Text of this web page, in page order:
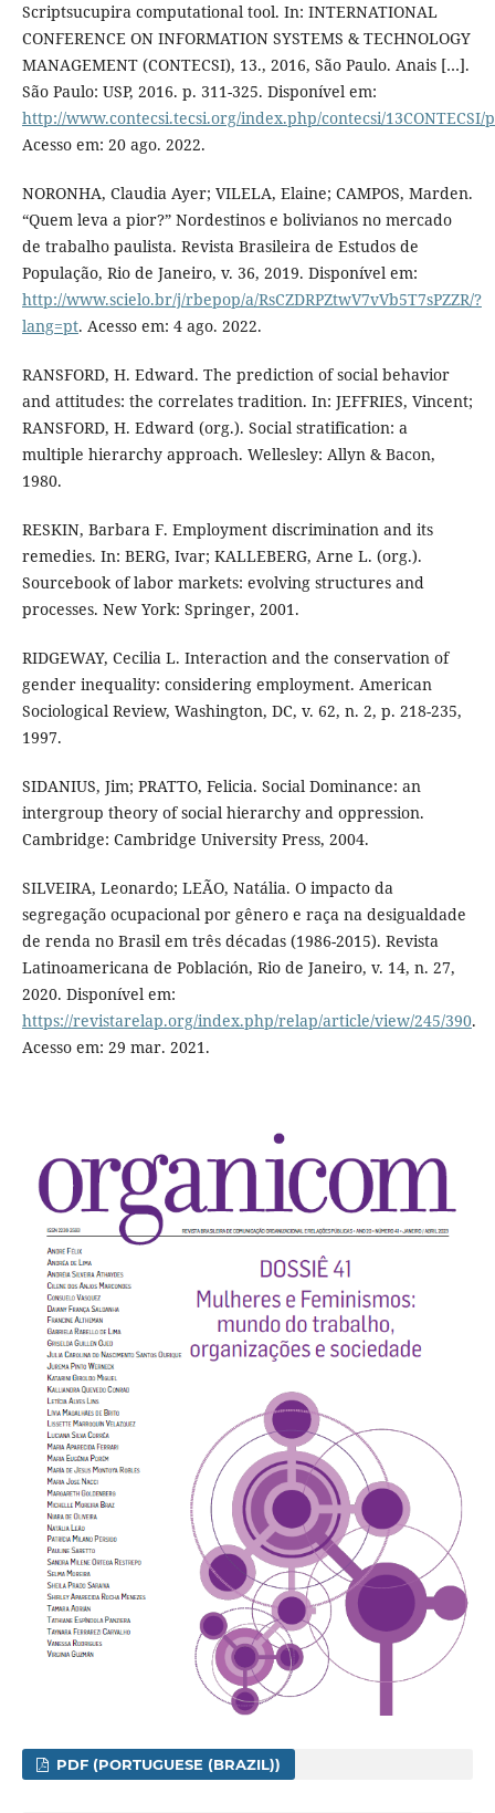
Scriptsucupira computational tool. In: INTERNATIONAL
CONFERENCE ON INFORMATION SYSTEMS & TECHNOLOGY
MANAGEMENT (CONTECSI), 13., 2016, São Paulo. Anais […].
São Paulo: USP, 2016. p. 311-325. Disponível em:
http://www.contecsi.tecsi.org/index.php/contecsi/13CONTECSI/
Acesso em: 20 ago. 2022.
NORONHA, Claudia Ayer; VILELA, Elaine; CAMPOS, Marden.
“Quem leva a pior?” Nordestinos e bolivianos no mercado
de trabalho paulista. Revista Brasileira de Estudos de
População, Rio de Janeiro, v. 36, 2019. Disponível em:
http://www.scielo.br/j/rbepop/a/RsCZDRPZtwV7vVb5T7sPZZR/?
lang=pt. Acesso em: 4 ago. 2022.
RANSFORD, H. Edward. The prediction of social behavior
and attitudes: the correlates tradition. In: JEFFRIES, Vincent;
RANSFORD, H. Edward (org.). Social stratification: a
multiple hierarchy approach. Wellesley: Allyn & Bacon,
1980.
RESKIN, Barbara F. Employment discrimination and its
remedies. In: BERG, Ivar; KALLEBERG, Arne L. (org.).
Sourcebook of labor markets: evolving structures and
processes. New York: Springer, 2001.
RIDGEWAY, Cecilia L. Interaction and the conservation of
gender inequality: considering employment. American
Sociological Review, Washington, DC, v. 62, n. 2, p. 218-235,
1997.
SIDANIUS, Jim; PRATTO, Felicia. Social Dominance: an
intergroup theory of social hierarchy and oppression.
Cambridge: Cambridge University Press, 2004.
SILVEIRA, Leonardo; LEÃO, Natália. O impacto da
segregação ocupacional por gênero e raça na desigualdade
de renda no Brasil em três décadas (1986-2015). Revista
Latinoamericana de Población, Rio de Janeiro, v. 14, n. 27,
2020. Disponível em:
https://revistarelap.org/index.php/relap/article/view/245/390.
Acesso em: 29 mar. 2021.
PDF (PORTUGUESE (BRAZIL))